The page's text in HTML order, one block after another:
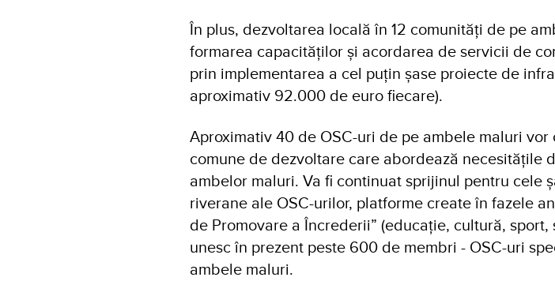
În plus, dezvoltarea locală în 12 comunități de pe
formarea capacităților și acordarea de servicii de
prin implementarea a cel puțin șase proiecte de
aproximativ 92.000 de euro fiecare).
Aproximativ 40 de OSC-uri de pe ambele maluri
comune de dezvoltare care abordează necesitățile
ambelor maluri. Va fi continuat sprijinul pentru cele
riverane ale OSC-urilor, platforme create în fazele
de Promovare a Încrederii” (educație, cultură,
unesc în prezent peste 600 de membri - OSC-uri
ambele maluri.